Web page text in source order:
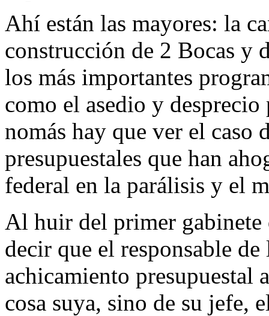
Ahí están las mayores: la
construcción de 2 Bocas y
los más importantes
como el asedio y
nomás hay que ver el caso
presupuestales que han
federal en la parálisis y el
Al huir del primer
decir que el responsable
achicamiento presupuestal
cosa suya, sino de su jefe,